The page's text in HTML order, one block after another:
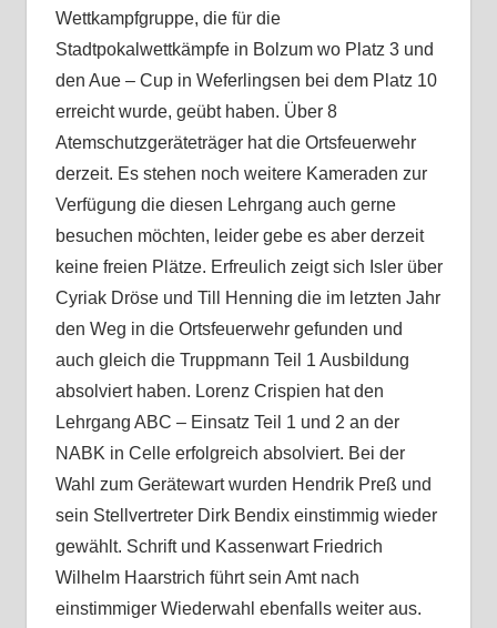
Wettkampfgruppe, die für die
Stadtpokalwettkämpfe in Bolzum wo Platz 3 und
den Aue – Cup in Weferlingsen bei dem Platz 10
erreicht wurde, geübt haben. Über 8
Atemschutzgeräteträger hat die Ortsfeuerwehr
derzeit. Es stehen noch weitere Kameraden zur
Verfügung die diesen Lehrgang auch gerne
besuchen möchten, leider gebe es aber derzeit
keine freien Plätze. Erfreulich zeigt sich Isler über
Cyriak Dröse und Till Henning die im letzten Jahr
den Weg in die Ortsfeuerwehr gefunden und
auch gleich die Truppmann Teil 1 Ausbildung
absolviert haben. Lorenz Crispien hat den
Lehrgang ABC – Einsatz Teil 1 und 2 an der
NABK in Celle erfolgreich absolviert. Bei der
Wahl zum Gerätewart wurden Hendrik Preß und
sein Stellvertreter Dirk Bendix einstimmig wieder
gewählt. Schrift und Kassenwart Friedrich
Wilhelm Haarstrich führt sein Amt nach
einstimmiger Wiederwahl ebenfalls weiter aus.